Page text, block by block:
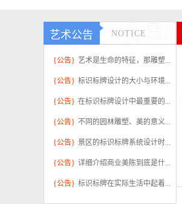
艺术公告 NOTICE
{公告} 艺术是生命的特征，那雕塑...
{公告} 标识标牌设计的大小与环境...
{公告} 在标识标牌设计中最重要的...
{公告} 不同的园林雕塑、美的意义...
{公告} 景区的标识标牌系统设计时...
{公告} 详细介绍商业美陈到底是什...
{公告} 标识标牌在实际生活中起着...